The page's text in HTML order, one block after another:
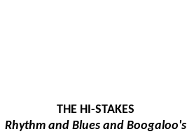
THE HI-STAKES
Rhythm and Blues and Boogaloo's